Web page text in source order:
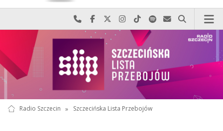
Najlepiej po prostu do nas zadzwoń
Odwiedź nas na Facebook-u
Odwiedź nas na X
Odwiedź nas na Instagram-ie
Odwiedź nas na TikTok-u
Szukaj nas na Spotify
Wyślij do nas
Szukaj
Radio Szczecin » Szczecińska Lista Przebojów